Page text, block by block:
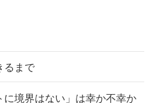
るまで
に境界はない」は幸か不幸か